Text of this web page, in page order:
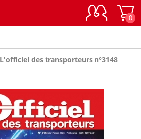
0
L'officiel des transporteurs n°3148